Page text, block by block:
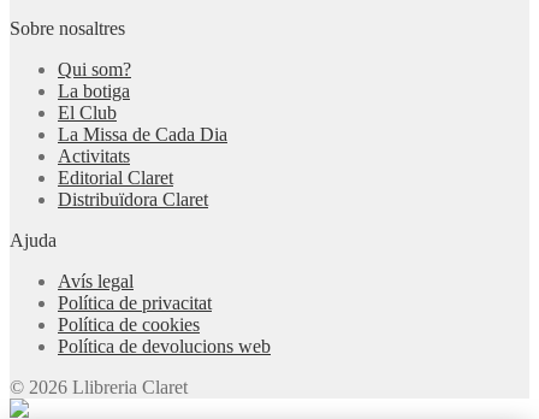
Sobre nosaltres
Qui som?
La botiga
El Club
La Missa de Cada Dia
Activitats
Editorial Claret
Distribuïdora Claret
Ajuda
Avís legal
Política de privacitat
Política de cookies
Política de devolucions web
© 2026 Llibreria Claret